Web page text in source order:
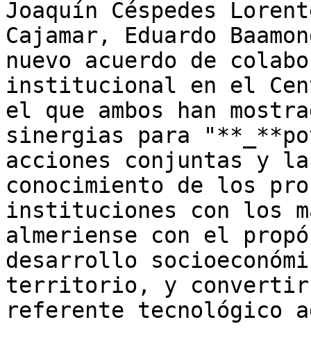
Joaquín Céspedes
Cajamar, Eduardo
nuevo acuerdo de
institucional en el
el que ambos han
sinergias para
acciones conjuntas y
conocimiento de los
instituciones con los
almeriense con el
desarrollo
territorio, y convertir
referente tecnológico